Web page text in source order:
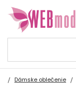
Dámske oblečenie